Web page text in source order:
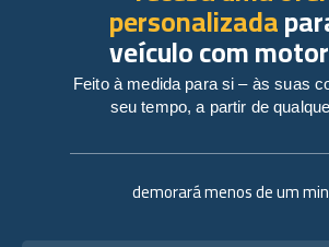
demorará menos de um
personalizada
veículo com
Feito à medida para si – às suas
seu tempo, a partir de